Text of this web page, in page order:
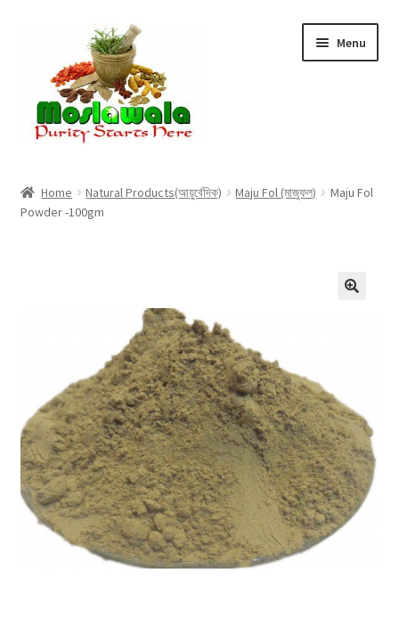
navigation
content
Menu
Cart
Privacy Policy
Recipe
Shop
Home Natural Products(আয়ুর্বেদিক) Maju Fol (মাজুফল)
Maju Fol
Powder -100gm